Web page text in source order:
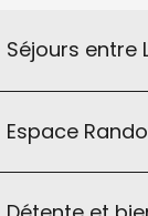
Séjours entre
Espace